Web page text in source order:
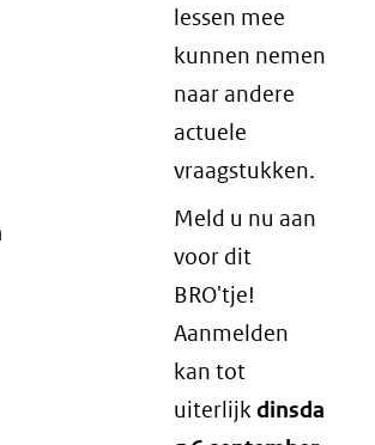
lessen mee
kunnen nemen
naar andere
actuele
vraagstukken.
Meld u nu aan
voor dit
BRO'tje!
Aanmelden
kan tot
uiterlijkdinsda